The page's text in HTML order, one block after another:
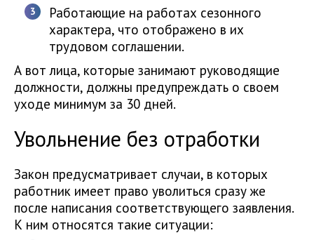
Работающие на работах сезонного
характера, что отображено в их
трудовом соглашении.
А вот лица, которые занимают руководящие
должности, должны предупреждать о своем
уходе минимум за 30 дней.
Увольнение без отработки
Закон предусматривает случаи, в которых
работник имеет право уволиться сразу же
после написания соответствующего заявления.
К ним относятся такие ситуации: